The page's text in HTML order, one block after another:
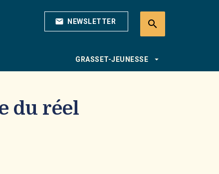
mail NEWSLETTER search
GRASSET-JEUNESSE arrow_drop_down
du réel